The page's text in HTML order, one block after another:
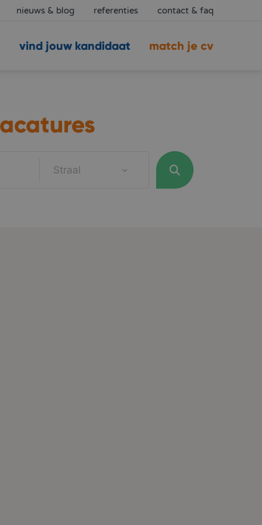
nieuws & blog referenties contact & faq
match je cv
vind jouw kandidaat
Straal